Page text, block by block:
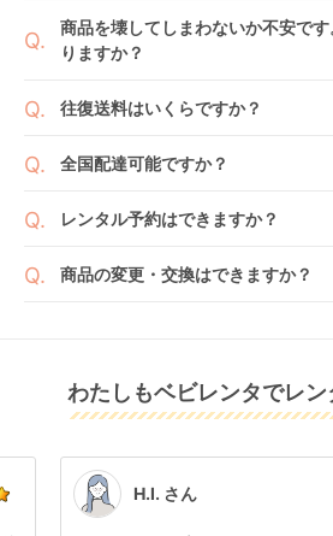
の上で、早期にご返却ください
のもございます。
新品商品はメーカーから仕入れ
走行テストを行う場合がございま
となる場合がございます。その
場合や、在庫切れによりご注文
い。
※万が一キャンセルとなった場合
てお届けしております。そのた
感はございますが、故障や大き
す。
点検清掃については
もご
商品を壊してしまわないか不安で
りますか？
おります。
ョンをご購入ください。
詳しくはこちらをご確認ください
往復送料はいくらですか？
へ入れ、カートページから住所
全国配達可能ですか？
※空港への配達はご対応できかね
レンタル予約はできますか？
可能ですので、商品のご注文時
商品の変更・交換はできますか？
また、レンタル期間の変更も商
可能です。
い。
わたしもベビレンタでレ
H.I. さん